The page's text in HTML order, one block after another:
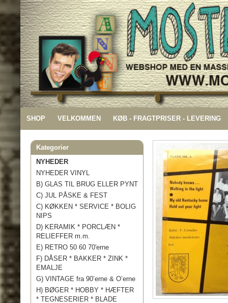
SHOP VELKOMMEN KØB - FRAGTPRISER - LEVERING
Kategorier
NYHEDER
NYHEDER VINYL
B) GLAS TIL BRUG ELLER PYNT
C) JUL PÅSKE & FEST
C) KØKKEN * SERVICE * BOLIG
NIPS
D) KERAMIK * PORCLÆN *
RELIEFFER m.m.
E) RETRO 50 60 70'erne
F) DÅSER * BAKKER * ZINK *
EMALJE
G) VINTAGE fra 90’erne & O’erne
H) BØGER * HOBBY * HÆFTER
* TEGNESERIER * BLADE